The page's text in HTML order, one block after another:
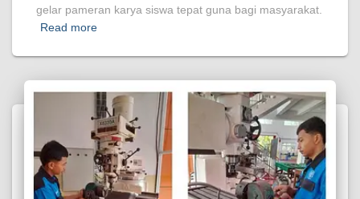
gelar pameran karya siswa tepat guna bagi masyarakat.
Read more